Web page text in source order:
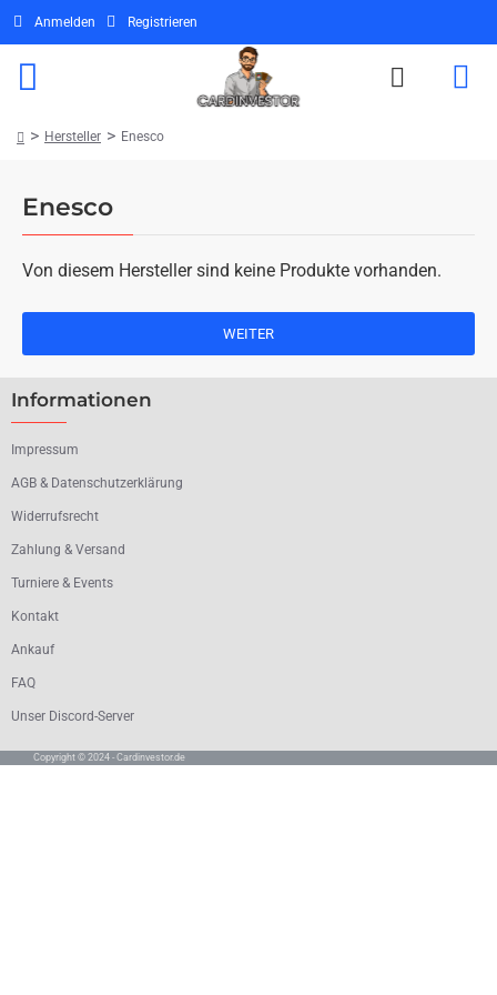
Anmelden Registrieren
Enesco
Hersteller Enesco
Von diesem Hersteller sind keine Produkte vorhanden.
WEITER
Informationen
Impressum
AGB & Datenschutzerklärung
Widerrufsrecht
Zahlung & Versand
Turniere & Events
Kontakt
Ankauf
FAQ
Unser Discord-Server
Copyright © 2024 - Cardinvestor.de